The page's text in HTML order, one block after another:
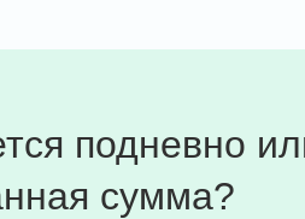
подневно
сумма?